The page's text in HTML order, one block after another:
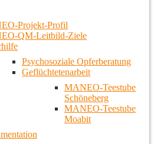
Projekt-Profil
QM-Leitbild-Ziele
Psychosoziale Opferberatung
Geflüchtetenarbeit
MANEO-Teestube
Schöneberg
MANEO-Teestube
Moabit